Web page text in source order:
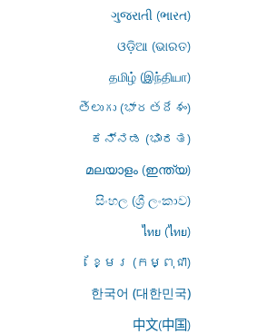
ગુજરાતી (ભારત)
ଓଡ଼ିଆ (ଭାରତ)
தமிழ் (இந்தியா)
తెలుగు (భారతదేశం)
ಕನ್ನಡ (ಭಾರತ)
മലയാളം (ഇന്ത്യ)
සිංහල (ශ්‍රී ලංකාව)
ไทย (ไทย)
ខ្មែរ (កម្ពុជា)
한국어 (대한민국)
中文(中国)